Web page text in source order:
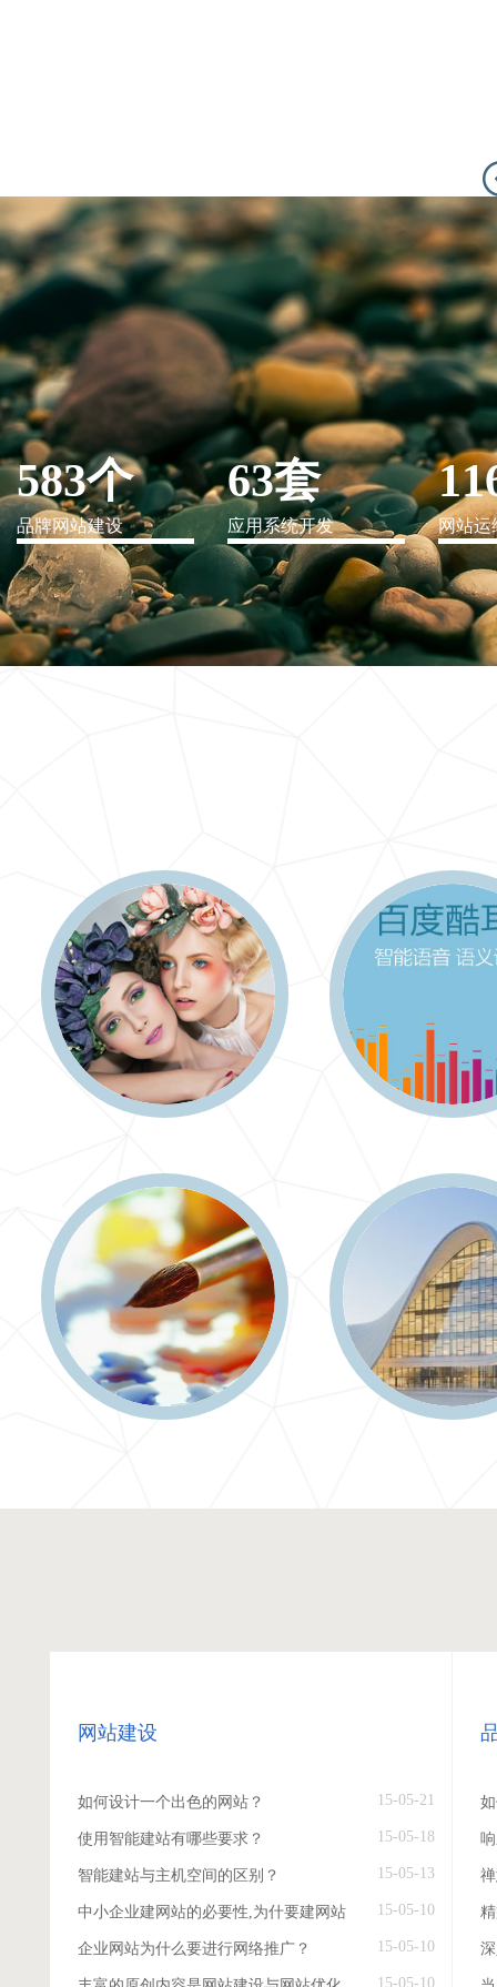
IT行业解决方案
信息爆炸时代，信息传递是否做到更新、更全、更
快
583个
品牌网站建设
63套
应用系统开发 网站运
网站建设
如何设计一个出色的网站？ 15-05-21
使用智能建站有哪些要求？ 15-05-18
智能建站与主机空间的区别？ 15-05-13
中小企业建网站的必要性,为什要建网站 15-05-10
企业网站为什么要进行网络推广？ 15-05-10
15-05-10